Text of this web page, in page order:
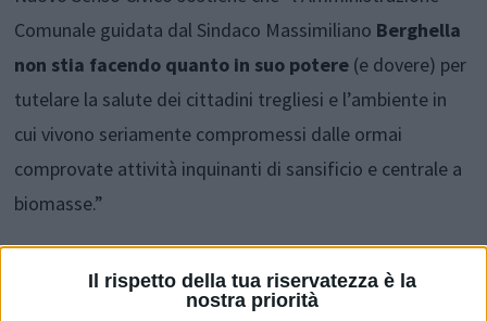
Il rispetto della tua riservatezza è la
nostra priorità
Comunale guidata dal Sindaco Massimiliano Berghella
non stia facendo quanto in suo potere (e dovere) per
tutelare la salute dei cittadini tregliesi e l’ambiente in
cui vivono seriamente compromessi dalle ormai
comprovate attività inquinanti di sansificio e centrale a
biomasse.”
Il movimento, infatti, afferma che è “in corso di
presentazione, alla Provincia di Chieti, una richiesta di